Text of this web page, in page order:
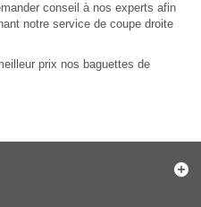
conseil à nos experts afin
notre service de coupe droite
prix nos baguettes de